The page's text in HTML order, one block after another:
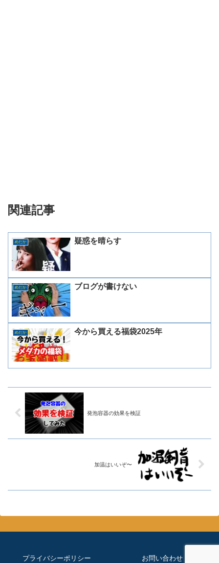
関連記事
めだか 疑惑を晴らす
めだか ブログが書けない
めだか 今から買える福袋2025年
発泡容器の効果を検証
加温はいいぞ〜
プライバシーポリシー お問い合わせ